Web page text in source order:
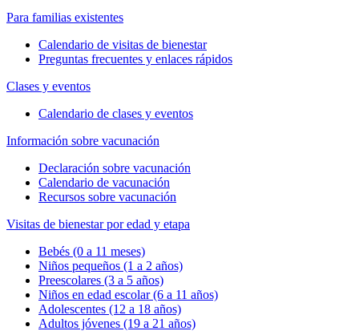
Para familias existentes
Calendario de visitas de bienestar
Preguntas frecuentes y enlaces rápidos
Clases y eventos
Calendario de clases y eventos
Información sobre vacunación
Declaración sobre vacunación
Calendario de vacunación
Recursos sobre vacunación
Visitas de bienestar por edad y etapa
Bebés (0 a 11 meses)
Niños pequeños (1 a 2 años)
Preescolares (3 a 5 años)
Niños en edad escolar (6 a 11 años)
Adolescentes (12 a 18 años)
Adultos jóvenes (19 a 21 años)